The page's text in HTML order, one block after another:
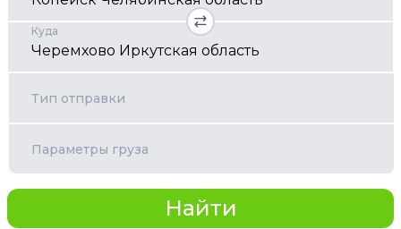
Куда
Тип отправки
Параметры груза
Найти